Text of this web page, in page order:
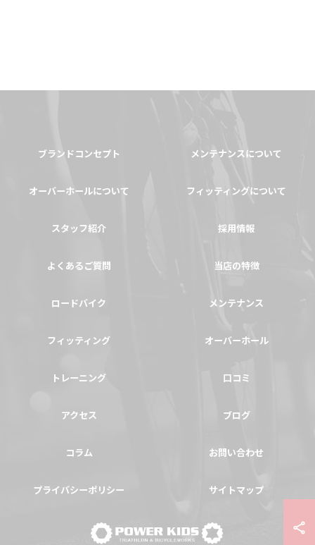
ブランドコンセプト メンテナンスについて
オーバーホールについて フィッティングについて
スタッフ紹介 採用情報
よくあるご質問 当店の特徴
ロードバイク メンテナンス
フィッティング オーバーホール
トレーニング 口コミ
アクセス ブログ
コラム お問い合わせ
プライバシーポリシー サイトマップ